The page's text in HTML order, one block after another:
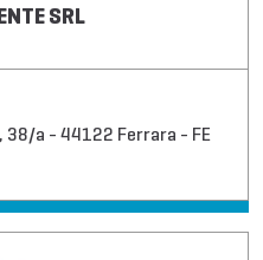
SRL
38/a - 44122 Ferrara - FE